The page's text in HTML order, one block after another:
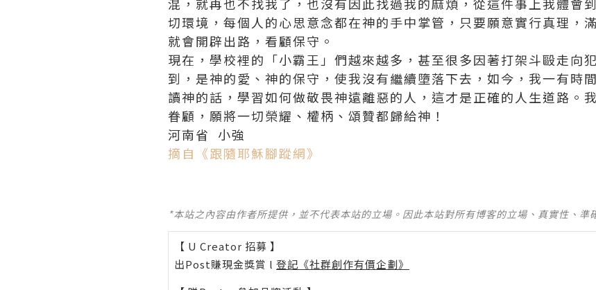
切環境，每個人的心思意念都在神的手中掌管，只要願意實行真理，
就會開辟出路，看顧保守。
現在，學校裡的「小霸王」們越來越多，甚至很多因著打架斗毆走向
到，是神的愛、神的保守，使我沒有繼續墮落下去，如今，我一有時
讀神的話，學習如何做敬畏神遠離惡的人，這才是正確的 人生道路。
眷顧，願將一切榮耀、 權柄 、頌贊都歸給神！
河南省 小強
摘自《跟隨耶穌腳蹤網》
*本站之內容由作者所提供，並不代表本站的立場。因此本站對所有博客的立場、真實性、準
【 U Creator 招募 】
出Post賺現金獎賞 l 登記《社群創作有價企劃》